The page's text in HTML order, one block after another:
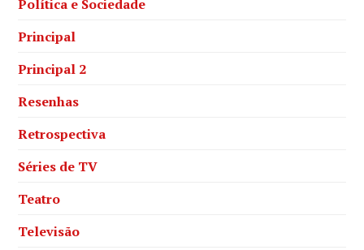
Política e Sociedade
Principal
Principal 2
Resenhas
Retrospectiva
Séries de TV
Teatro
Televisão